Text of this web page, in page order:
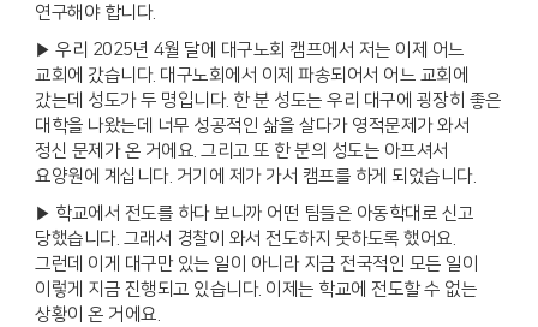
연구해야 합니다.
▶ 우리 2025년 4월 달에 대구노회 캠프에서 저는 이제 어느
교회에 갔습니다. 대구노회에서 이제 파송되어서 어느 교회에
갔는데 성도가 두 명입니다. 한 분 성도는 우리 대구에 굉장히 좋은
대학을 나왔는데 너무 성공적인 삶을 살다가 영적문제가 와서
정신 문제가 온 거에요. 그리고 또 한 분의 성도는 아프셔서
요양원에 계십니다. 거기에 제가 가서 캠프를 하게 되었습니다.
▶ 학교에서 전도를 하다 보니까 어떤 팀들은 아동학대로 신고
당했습니다. 그래서 경찰이 와서 전도하지 못하도록 했어요.
그런데 이게 대구만 있는 일이 아니라 지금 전국적인 모든 일이
이렇게 지금 진행되고 있습니다. 이제는 학교에 전도할 수 없는
상황이 온 거에요.